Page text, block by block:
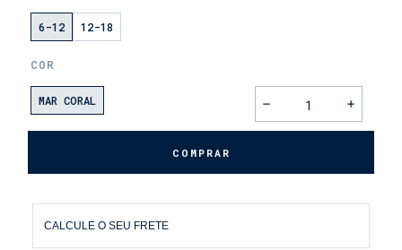
6-12 12-18
COR
MAR CORAL
CALCULE O SEU FRETE